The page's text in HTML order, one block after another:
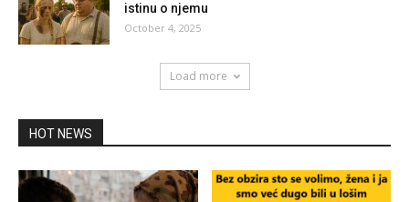
istinu o njemu
October 4, 2025
Load more
HOT NEWS